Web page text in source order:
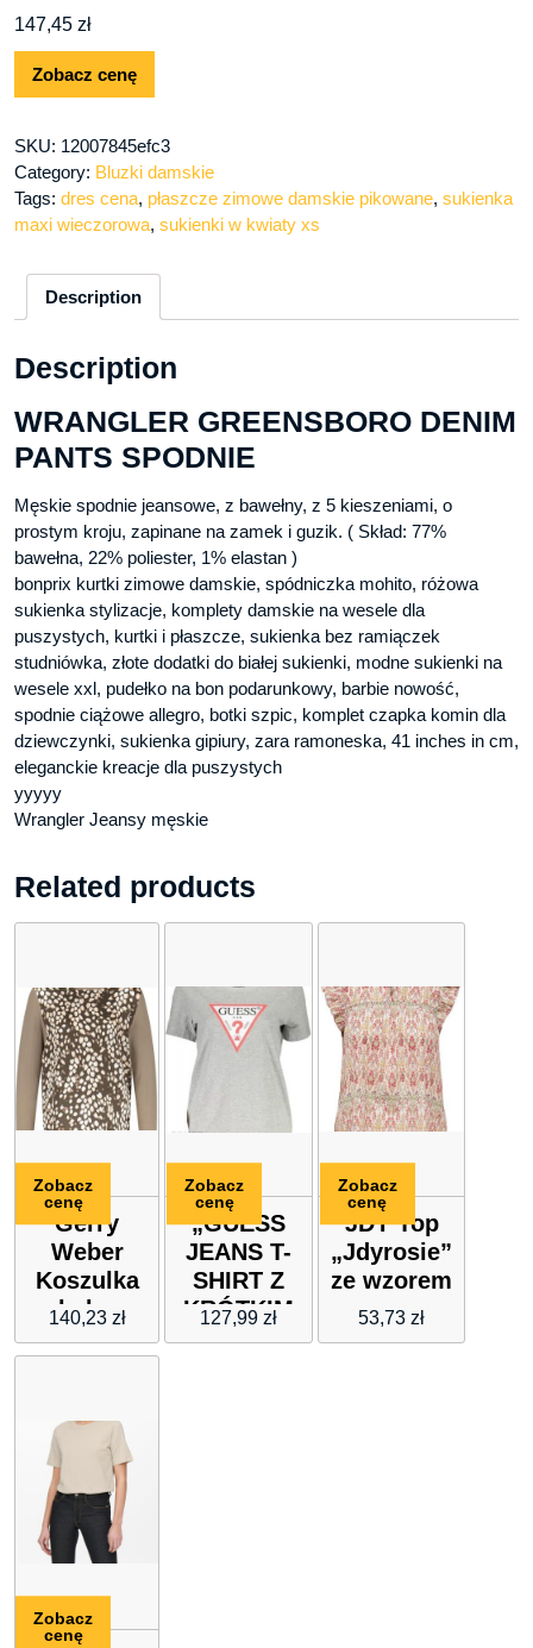
147,45 zł
Zobacz cenę
SKU: 12007845efc3
Category: Bluzki damskie
Tags: dres cena, płaszcze zimowe damskie pikowane, sukienka
maxi wieczorowa, sukienki w kwiaty xs
Description
Description
WRANGLER GREENSBORO DENIM
PANTS SPODNIE
Męskie spodnie jeansowe, z bawełny, z 5 kieszeniami, o
prostym kroju, zapinane na zamek i guzik. ( Skład: 77%
bawełna, 22% poliester, 1% elastan )
bonprix kurtki zimowe damskie, spódniczka mohito, różowa
sukienka stylizacje, komplety damskie na wesele dla
puszystych, kurtki i płaszcze, sukienka bez ramiączek
studniówka, złote dodatki do białej sukienki, modne sukienki na
wesele xxl, pudełko na bon podarunkowy, barbie nowość,
spodnie ciążowe allegro, botki szpic, komplet czapka komin dla
dziewczynki, sukienka gipiury, zara ramoneska, 41 inches in cm,
eleganckie kreacje dla puszystych
yyyyy
Wrangler Jeansy męskie
Related products
Gerry
Weber
Koszulka
w kolorze
khaki
140,23 zł
Zobacz
cenę
„GUESS
JEANS T-
SHIRT Z
KRÓTKIM
RĘKAWEM
127,99 zł
Zobacz
cenę
JDY Top
„Jdyrosie”
ze wzorem
53,73 zł
Zobacz
cenę
Zobacz
cenę